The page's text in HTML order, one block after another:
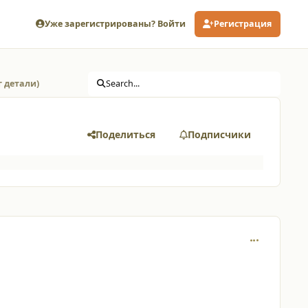
Уже зарегистрированы? Войти Регистрация
детали) Search...
Поделиться Подписчики